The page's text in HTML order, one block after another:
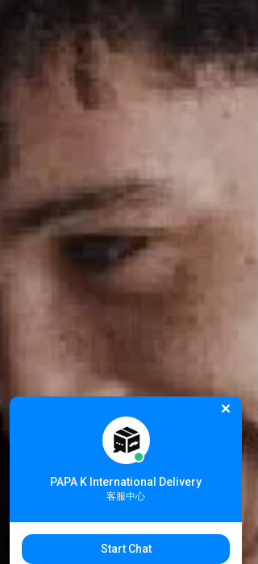
PAPA K International Delivery
客服中心
Start Chat